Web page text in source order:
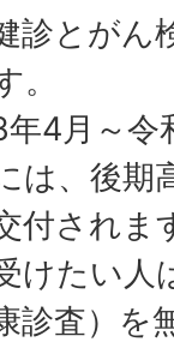
診とがん
。
年4月～
は、後期
付されま
けたい人
診査）